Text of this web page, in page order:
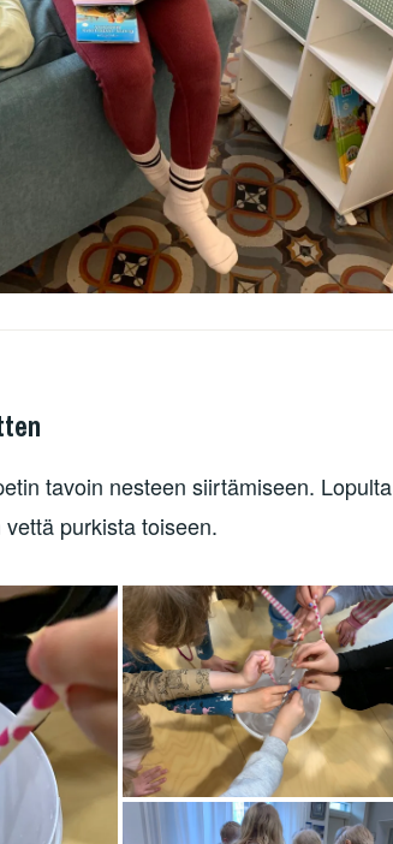
tavoin nesteen siirtämiseen. Lopulta
purkista toiseen.